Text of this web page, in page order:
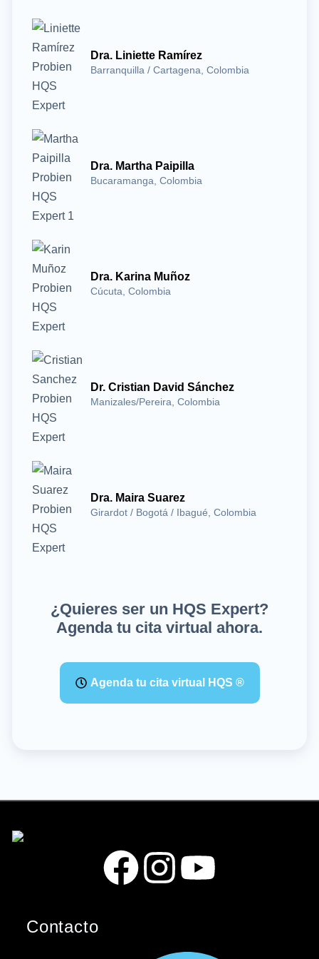
Dra. Liniette Ramírez
Barranquilla / Cartagena, Colombia
Dra. Martha Paipilla
Bucaramanga, Colombia
Dra. Karina Muñoz
Cúcuta, Colombia
Dr. Cristian David Sánchez
Manizales/Pereira, Colombia
Dra. Maira Suarez
Girardot / Bogotá / Ibagué, Colombia
¿Quieres ser un HQS Expert?
Agenda tu cita virtual ahora.
Agenda tu cita virtual HQS ®
F I
Y
Contacto